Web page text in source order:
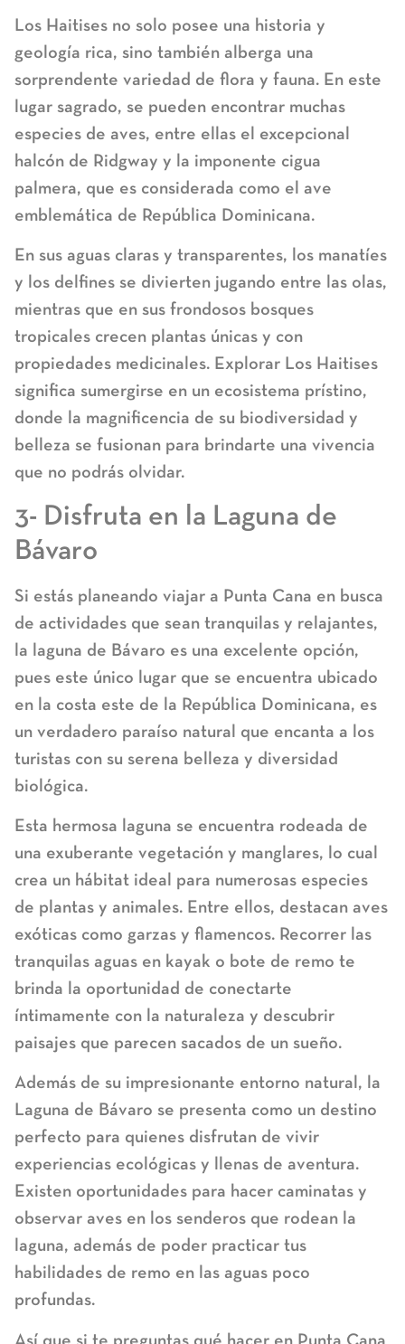
Los Haitises no solo posee una historia y
geología rica, sino también alberga una
sorprendente variedad de flora y fauna. En este
lugar sagrado, se pueden encontrar muchas
especies de aves, entre ellas el excepcional
halcón de Ridgway y la imponente cigua
palmera, que es considerada como el ave
emblemática de República Dominicana.
En sus aguas claras y transparentes, los manatíes
y los delfines se divierten jugando entre las olas,
mientras que en sus frondosos bosques
tropicales crecen plantas únicas y con
propiedades medicinales. Explorar Los Haitises
significa sumergirse en un ecosistema prístino,
donde la magnificencia de su biodiversidad y
belleza se fusionan para brindarte una vivencia
que no podrás olvidar.
3- Disfruta en la Laguna de
Bávaro
Si estás planeando viajar a Punta Cana en busca
de actividades que sean tranquilas y relajantes,
la laguna de Bávaro es una excelente opción,
pues este único lugar que se encuentra ubicado
en la costa este de la República Dominicana, es
un verdadero paraíso natural que encanta a los
turistas con su serena belleza y diversidad
biológica.
Esta hermosa laguna se encuentra rodeada de
una exuberante vegetación y manglares, lo cual
crea un hábitat ideal para numerosas especies
de plantas y animales. Entre ellos, destacan aves
exóticas como garzas y flamencos. Recorrer las
tranquilas aguas en kayak o bote de remo te
brinda la oportunidad de conectarte
íntimamente con la naturaleza y descubrir
paisajes que parecen sacados de un sueño.
Además de su impresionante entorno natural, la
Laguna de Bávaro se presenta como un destino
perfecto para quienes disfrutan de vivir
experiencias ecológicas y llenas de aventura.
Existen oportunidades para hacer caminatas y
observar aves en los senderos que rodean la
laguna, además de poder practicar tus
habilidades de remo en las aguas poco
profundas.
Así que si te preguntas qué hacer en Punta Cana